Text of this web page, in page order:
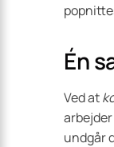
Én
Ved at
undgår